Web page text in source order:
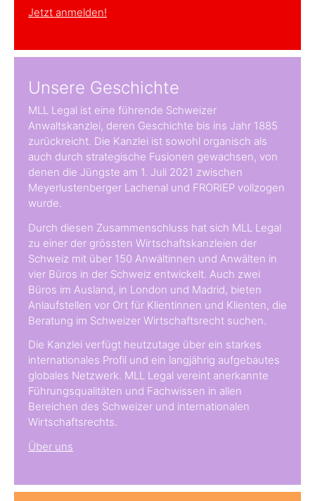
Jetzt anmelden!
Unsere Geschichte
MLL Legal ist eine führende Schweizer
Anwaltskanzlei, deren Geschichte bis ins Jahr 1885
zurückreicht. Die Kanzlei ist sowohl organisch als
auch durch strategische Fusionen gewachsen, von
denen die Jüngste am 1. Juli 2021 zwischen
Meyerlustenberger Lachenal und FRORIEP vollzogen
wurde.
Durch diesen Zusammenschluss hat sich MLL Legal
zu einer der grössten Wirtschaftskanzleien der
Schweiz mit über 150 Anwältinnen und Anwälten in
vier Büros in der Schweiz entwickelt. Auch zwei
Büros im Ausland, in London und Madrid, bieten
Anlaufstellen vor Ort für Klientinnen und Klienten, die
Beratung im Schweizer Wirtschaftsrecht suchen.
Die Kanzlei verfügt heutzutage über ein starkes
internationales Profil und ein langjährig aufgebautes
globales Netzwerk. MLL Legal vereint anerkannte
Führungsqualitäten und Fachwissen in allen
Bereichen des Schweizer und internationalen
Wirtschaftsrechts.
Über uns